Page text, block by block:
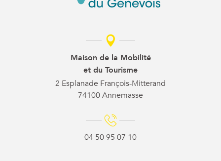
Maison de la Mobilité
et du Tourisme
2 Esplanade François-Mitterand
74100 Annemasse
04 50 95 07 10